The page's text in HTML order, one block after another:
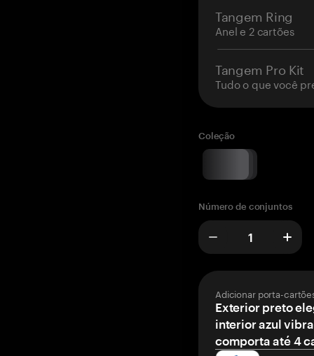
Tangem Ring
Anel e 2 cartões
Tangem Pro Kit
Tudo o que você
Coleção
Número de conjuntos
Adicionar porta-
Exterior preto
interior azul
comporta até 4